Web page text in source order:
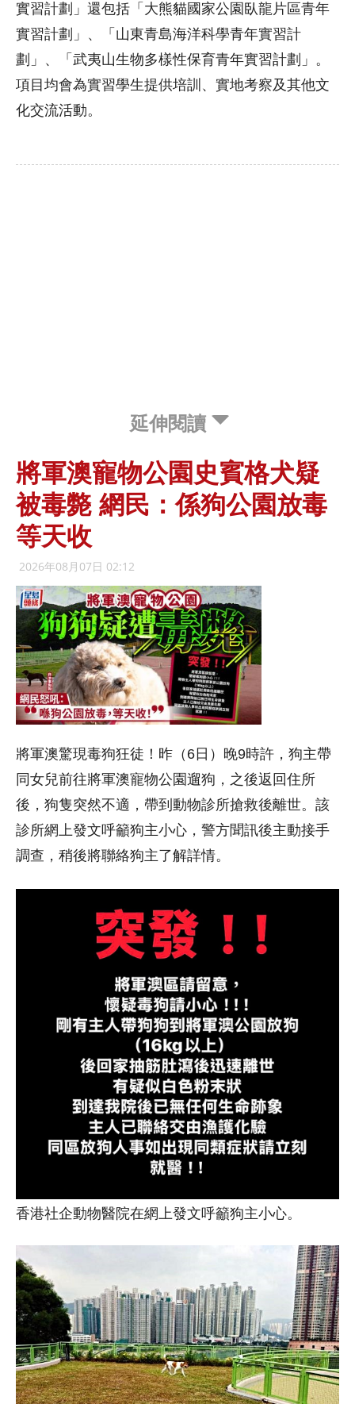
實習計劃」還包括「大熊貓國家公園臥龍片區青年
實習計劃」、「山東青島海洋科學青年實習計
劃」、「武夷山生物多樣性保育青年實習計劃」。
項目均會為實習學生提供培訓、實地考察及其他文
化交流活動。
延伸閱讀
將軍澳寵物公園史賓格犬疑
被毒斃 網民：係狗公園放毒
等天收
2026年08月07日 02:12
將軍澳驚現毒狗狂徒！昨（6日）晚9時許，狗主帶
同女兒前往將軍澳寵物公園遛狗，之後返回住所
後，狗隻突然不適，帶到動物診所搶救後離世。該
診所網上發文呼籲狗主小心，警方聞訊後主動接手
調查，稍後將聯絡狗主了解詳情。
香港社企動物醫院在網上發文呼籲狗主小心。